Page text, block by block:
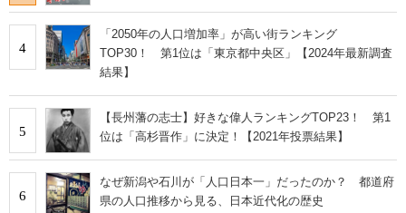
4
「2050年の人口増加率」が高い街ランキング
TOP30！ 第1位は「東京都中央区」【2024年最新調査
結果】
5
【長州藩の志士】好きな偉人ランキングTOP23！ 第1
位は「高杉晋作」に決定！【2021年投票結果】
6
なぜ新潟や石川が「人口日本一」だったのか？ 都道府
県の人口推移から見る、日本近代化の歴史